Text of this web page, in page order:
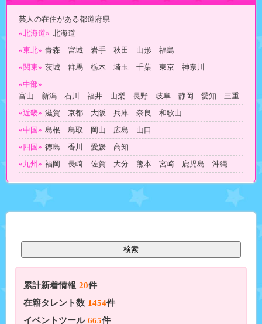
芸人の在住がある都道府県
«北海道» 北海道
«東北» 青森 宮城 岩手 秋田 山形 福島
«関東» 茨城 群馬 栃木 埼玉 千葉 東京 神奈川
«中部»
富山 新潟 石川 福井 山梨 長野 岐阜 静岡 愛知 三重
«近畿» 滋賀 京都 大阪 兵庫 奈良 和歌山
«中国» 島根 鳥取 岡山 広島 山口
«四国» 徳島 香川 愛媛 高知
«九州» 福岡 長崎 佐賀 大分 熊本 宮崎 鹿児島 沖縄
累計新着情報 20件
在籍タレント数 1454件
イベントツール 665件